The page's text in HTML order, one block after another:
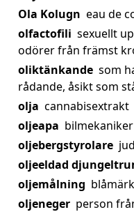
Ola Kolugn eau de
olfactofili sexuellt
odörer från främst
oliktänkande som
rådande, åsikt som
olja cannabisextrakt
oljeapa bilmekaniker
oljebergstyrolare
oljeeldad
oljemålning
oljeneger person